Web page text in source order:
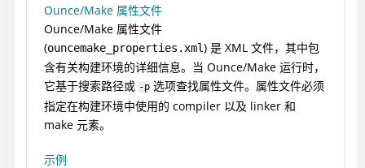
Ounce/Make 属性文件
Ounce/Make 属性文件
(ouncemake_properties.xml) 是 XML 文件，其中包
含有关构建环境的详细信息。当 Ounce/Make 运行时，
它基于搜索路径或 -p 选项查找属性文件。属性文件必须
指定在构建环境中使用的 compiler 以及 linker 和
make 元素。
示例